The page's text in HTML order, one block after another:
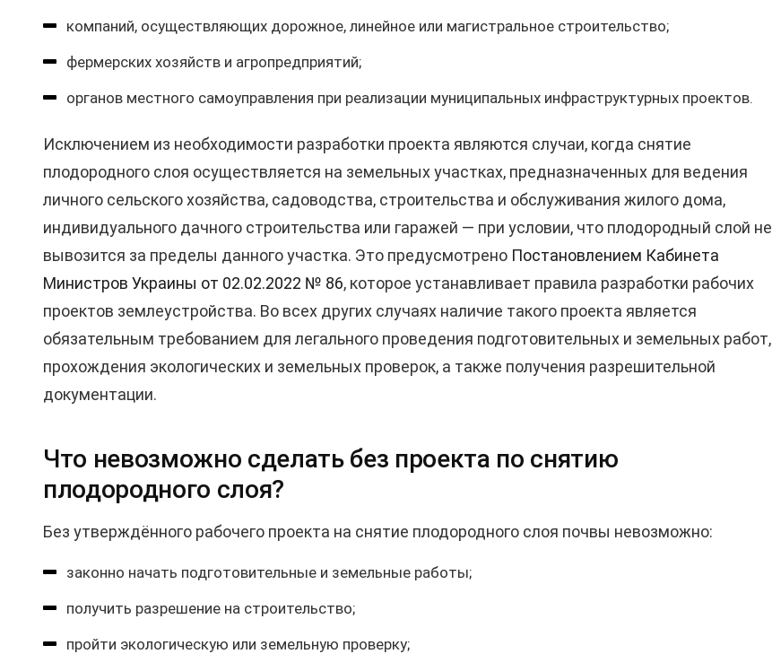
компаний, осуществляющих дорожное, линейное или магистральное строительство;
фермерских хозяйств и агропредприятий;
органов местного самоуправления при реализации муниципальных инфраструктурных проектов.
Исключением из необходимости разработки проекта являются случаи, когда снятие
плодородного слоя осуществляется на земельных участках, предназначенных для ведения
личного сельского хозяйства, садоводства, строительства и обслуживания жилого дома,
индивидуального дачного строительства или гаражей — при условии, что плодородный слой не
вывозится за пределы данного участка. Это предусмотрено Постановлением Кабинета
Министров Украины от 02.02.2022 № 86, которое устанавливает правила разработки рабочих
проектов землеустройства. Во всех других случаях наличие такого проекта является
обязательным требованием для легального проведения подготовительных и земельных работ,
прохождения экологических и земельных проверок, а также получения разрешительной
документации.
Что невозможно сделать без проекта по снятию
плодородного слоя?
Без утверждённого рабочего проекта на снятие плодородного слоя почвы невозможно:
законно начать подготовительные и земельные работы;
получить разрешение на строительство;
пройти экологическую или земельную проверку;